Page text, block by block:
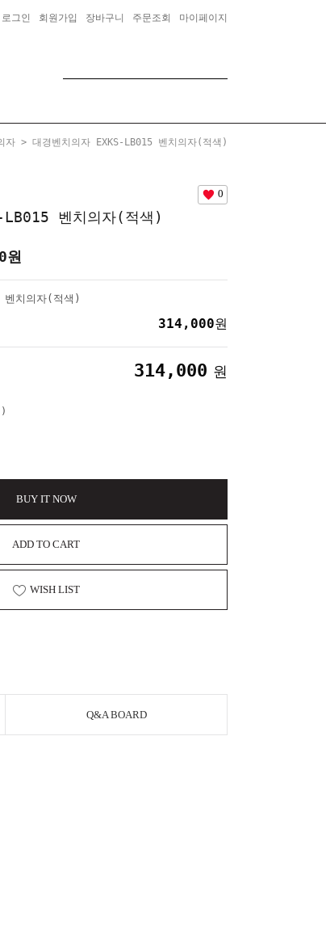
로그인 회원가입 장바구니 주문조회 마이페이지
자 > 대경벤치의자 EXKS-LB015 벤치의자(적색)
0
LB015 벤치의자(적색)
원
벤치의자(적색)
314,000원
314,000 원
BUY IT NOW
ADD TO CART
WISH LIST
Q&A BOARD